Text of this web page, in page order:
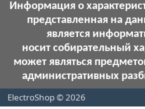
Информация о
представленная на
является
носит собирательный
может являться
административных
ElectroShop © 2026